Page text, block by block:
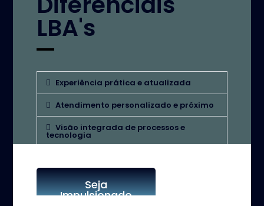
LBA's
Experiência prática e atualizada
Atendimento personalizado e próximo
Visão integrada de processos e
tecnologia
Seja
Impulsionado